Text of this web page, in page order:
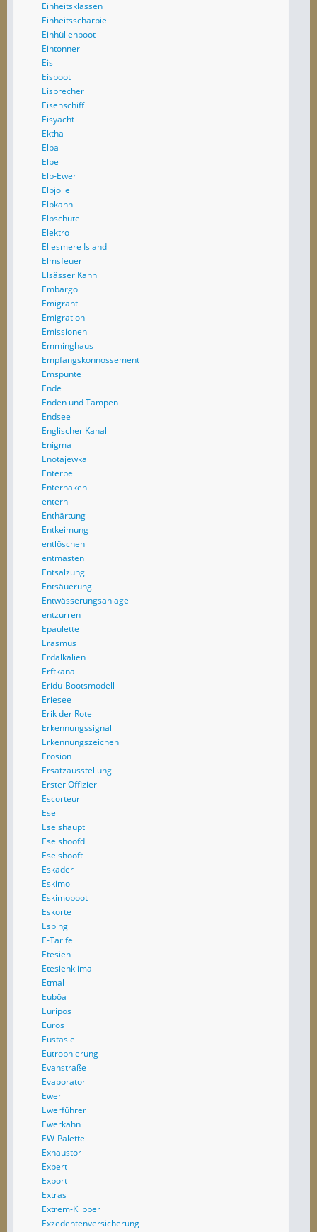
Einheitsklassen
Einheitsscharpie
Einhüllenboot
Eintonner
Eis
Eisboot
Eisbrecher
Eisenschiff
Eisyacht
Ektha
Elba
Elbe
Elb-Ewer
Elbjolle
Elbkahn
Elbschute
Elektro
Ellesmere Island
Elmsfeuer
Elsässer Kahn
Embargo
Emigrant
Emigration
Emissionen
Emminghaus
Empfangskonnossement
Emspünte
Ende
Enden und Tampen
Endsee
Englischer Kanal
Enigma
Enotajewka
Enterbeil
Enterhaken
entern
Enthärtung
Entkeimung
entlöschen
entmasten
Entsalzung
Entsäuerung
Entwässerungsanlage
entzurren
Epaulette
Erasmus
Erdalkalien
Erftkanal
Eridu-Bootsmodell
Eriesee
Erik der Rote
Erkennungssignal
Erkennungszeichen
Erosion
Ersatzausstellung
Erster Offizier
Escorteur
Esel
Eselshaupt
Eselshoofd
Eselshooft
Eskader
Eskimo
Eskimoboot
Eskorte
Esping
E-Tarife
Etesien
Etesienklima
Etmal
Euböa
Euripos
Euros
Eustasie
Eutrophierung
Evanstraße
Evaporator
Ewer
Ewerführer
Ewerkahn
EW-Palette
Exhaustor
Expert
Export
Extras
Extrem-Klipper
Exzedentenversicherung